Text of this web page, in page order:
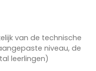
van de technische
niveau, de
leerlingen)